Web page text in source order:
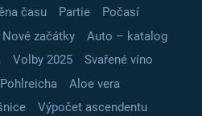
času Partie
Počasí
Nové začátky
Auto – katalog
Volby 2025
Svařené víno
Aloe vera
Výpočet ascendentu